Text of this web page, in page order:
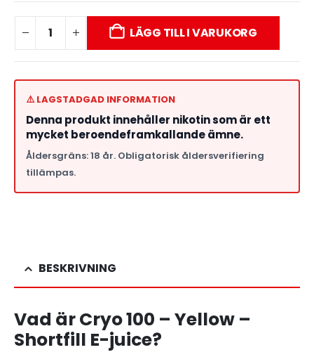
LÄGG TILL I VARUKORG
⚠️ LAGSTADGAD INFORMATION
Denna produkt innehåller nikotin som är ett
mycket beroendeframkallande ämne.
Åldersgräns: 18 år. Obligatorisk åldersverifiering
tillämpas.
BESKRIVNING
Vad är Cryo 100 – Yellow –
Shortfill E-juice?